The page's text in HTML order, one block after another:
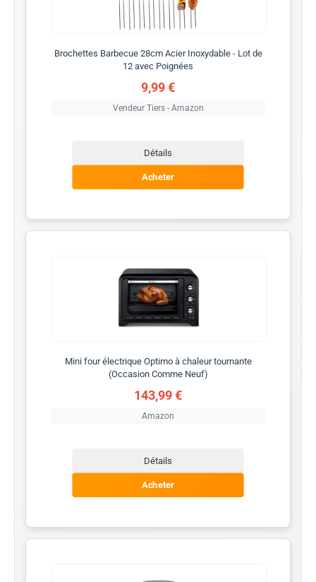
Brochettes Barbecue 28cm Acier Inoxydable - Lot de
12 avec Poignées
9,99 €
Vendeur Tiers - Amazon
Détails
Acheter
Mini four électrique Optimo à chaleur tournante
(Occasion Comme Neuf)
143,99 €
Amazon
Détails
Acheter